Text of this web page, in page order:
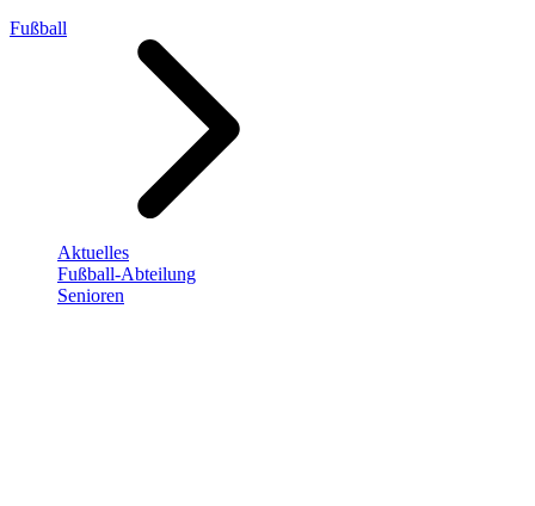
Fußball
Aktuelles
Fußball-Abteilung
Senioren